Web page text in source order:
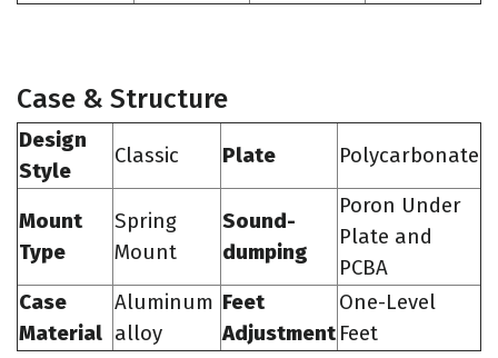
Case & Structure
Design
Style
Classic Plate Polycarbonate
Mount
Type
Spring
Mount
Sound-
dumping
Poron Under
Plate and
PCBA
Case
Material
Aluminum
alloy
Feet
Adjustment
One-Level
Feet